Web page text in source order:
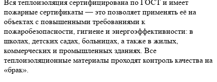
Вся теплоизоляция сертифицирована по ГОСТ и имеет
пожарные сертификаты — это позволяет применять её на
объектах с повышенными требованиями к
пожаробезопасности, гигиене и энергоэффективности: в
школах, детских садах, больницах, а также в жилых,
коммерческих и промышленных зданиях. Все
теплоизоляционные материалы проходят контроль качества на
«брак».